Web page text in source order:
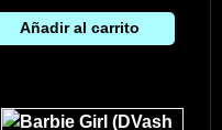
Añadir al carrito